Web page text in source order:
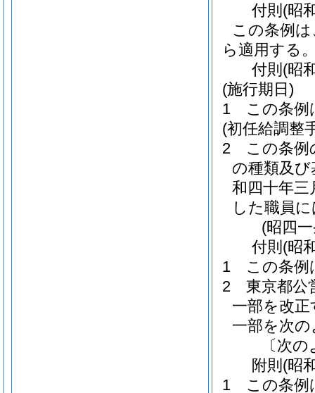
付則 (昭
この条例
ら適用する
付則 (昭
(施行期日)
1
この条例
(初任給調整
2
この条例
の種類及
和四十年三
した職員
(昭四
付則 (昭
1
この条例
2
東京都公
一部を改
一部を次
〔次
附則 (昭
1
この条例